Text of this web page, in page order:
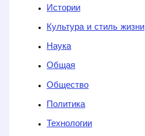
Истории
Культура и стиль жизни
Наука
Общая
Общество
Политика
Технологии